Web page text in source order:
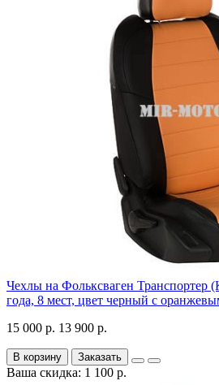
Чехлы на Фольксваген Транспортер
года, 8 мест, цвет черный с
15 000 р. 13 900 р.
В корзину Заказать
Ваша скидка: 1 100 р.